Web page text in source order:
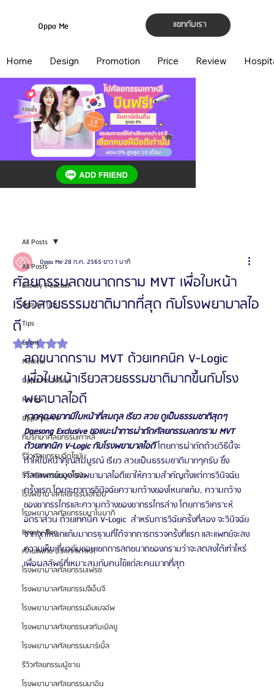
แชทกับเรา
Oppa Me
Home Design Promotion Price Review
All Posts
Beauty Podcast
Beauty Tips
Tips
Event
Medical
Oppa Me Today
Review
Oppa Me TV
ที่ปรึกษาศัลยกรรมเกาหลี
รีวิวศัลยกรรมฉีดไขมัน
รีวิวศัลยกรรมดูดไขมัน
โรงพยาบาลศัลยกรรมเอท็อป
โรงพยาบาลศัลยกรรมบาโนบากิ
Beauty Blog
ศัลยแพทย์ ประเทศเกาหลี
โรงพยาบาลศัลยกรรมเฟรช
โรงพยาบาลศัลยกรรมจีเอ็นจี
โรงพยาบาลศัลยกรรมอิมเมจอัพ
โรงพยาบาลศัลยกรรมเจดับเบิลยู
โรงพยาบาลศัลยกรรมมาร์เบิ้ล
รีวิวศัลยกรรมผู้ชาย
โรงพยาบาลศัลยกรรมมาอิน
All Posts
ศัลยกรรมลดขนาดกราม MVT เพื่อใบหน้า
เรียวสวยธรรมชาติมากที่สุด กับโรงพยาบาลไอ
ดี
Oppa Me28 ก.ค. 2565 ยาว 1 นาที
ได้รับ NaN เต็ม 5 ดาว
ลดขนาดกราม MVT ด้วยเทคนิค V-Logic
เพื่อใบหน้าเรียวสวยธรรมชาติมากขึ้นกับโรง
พยาบาลไอดี
หากคุณอยากมีใบหน้าที่สมดุล เรียว สวย ดูเป็นธรรมชาติสุดๆ
Daesong Exclusive ขอแนะนำการผ่าตัดศัลยกรรมลดกราม MVT
ด้วยเทคนิค V-Logic กับโรงพยาบาลไอดี โดยการผ่าตัดด้วยวิธีนี้จะ
ทำให้ใบหน้าคุณสมบูรณ์ เรียว สวยเป็นธรรมชาติมากๆครับ ซึ่ง
ศัลยแพทย์ของโรงพยาบาลไอดีเขาให้ความสำคัญตั้งแต่การวินิจฉัย
ครั้งแรก โดยจะทาการวินิจฉัยความกว้างของโหนกแก้ม, ความกว้าง
ของขากรรไกรและความกว้างของขากรรไกรล่าง โดยการวิเคราะห์
อัตราส่วน ด้วยเทคนิค V-Logic  สำหรับการวิฉัยครั้งที่สอง จะวินิจฉัย
จากจุดโหนกแก้มมาตรฐานที่ได้จากการตรวจครั้งที่แรก และแพทย์จะลง
ความเห็นเกี่ยวกับขอบเขตการลดขนาดของกรามว่าจะลดลงได้เท่าไหร่
เพื่อผลลัพธ์ที่เหมาะสมกับคนไข้แต่ละคนมากที่สุด